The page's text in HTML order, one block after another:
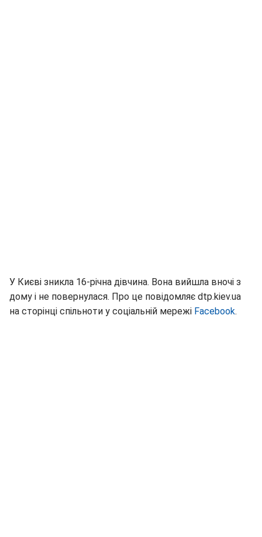
У Києві зникла 16-річна дівчина. Вона вийшла вночі з
дому і не повернулася. Про це повідомляє dtp.kiev.ua
на сторінці спільноти у соціальній мережі Facebook.